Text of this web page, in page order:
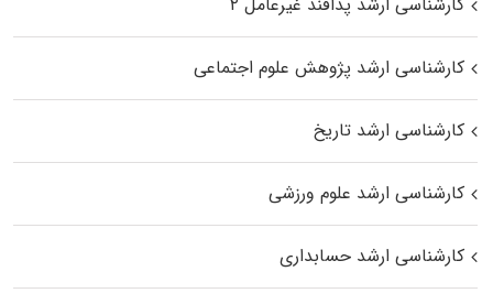
کارشناسی ارشد پژوهش علوم اجتماعی
کارشناسی ارشد تاریخ
کارشناسی ارشد علوم ورزشی
کارشناسی ارشد حسابداری